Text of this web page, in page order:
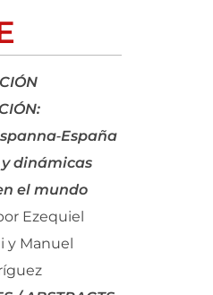
y dinámicas
el mundo
Ezequiel
y Manuel